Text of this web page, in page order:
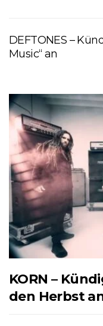
DEFTONES –
Music“ an
KORN –
den Herbst